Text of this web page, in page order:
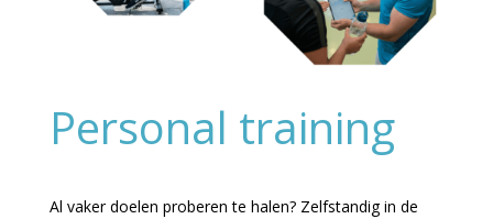
Personal training
Al vaker doelen proberen te halen? Zelfstandig in de